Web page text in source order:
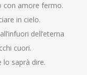
con amore fermo.
in cielo.
dell’eterna
cuori.
saprà dire.